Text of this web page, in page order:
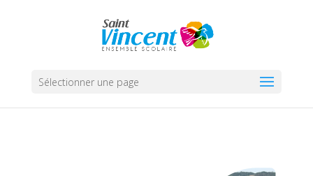
Sélectionner une page